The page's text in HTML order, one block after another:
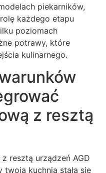
piekarników,
każdego etapu
poziomach
potrawy, które
kulinarnego.
z resztą
resztą urządzeń AGD
kuchnia stała się